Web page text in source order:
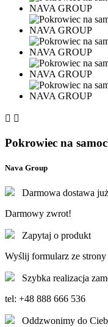
 
Pokrowiec na
Nava Group
Darmowa dostawa
Darmowy zwrot!
Zapytaj o produkt
Wyślij formularz ze strony
Szybka realizacja
tel: +48 888 666 536
Oddzwonimy do